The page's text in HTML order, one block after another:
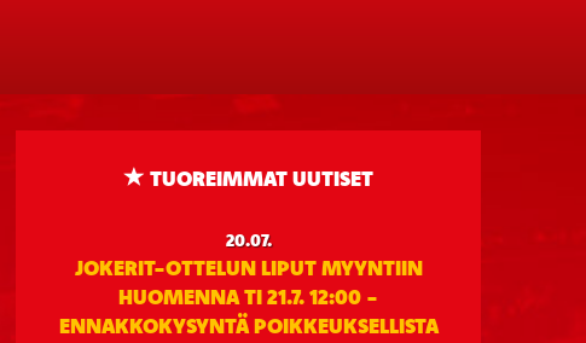
TUOREIMMAT UUTISET
20.07.
JOKERIT-OTTELUN LIPUT MYYNTIIN
HUOMENNA TI 21.7. 12:00 -
ENNAKKOKYSYNTÄ POIKKEUKSELLISTA